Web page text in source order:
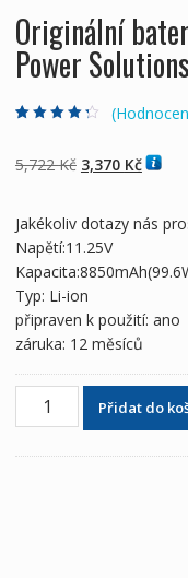
Originální
Power Solutions
základě
hodnocení
5,722Kč Původní
5,722 Kč
3,370 KčAktuální
3,370
Jakékoliv dotazy nás
Napětí:11.25V
Typ: Li-ion
připraven k použití: ano
záruka: 12 měsíců
Originální
Přidat do